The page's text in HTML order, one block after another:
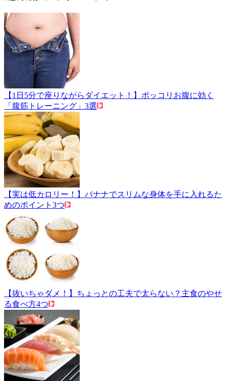
【1日5分で座りながらダイエット！】ポッコリお腹に効く
「腹筋トレーニング」3選
【実は低カロリー！】バナナでスリムな身体を手に入れるた
めのポイント3つ
【抜いちゃダメ！】ちょっとの工夫で太らない？主食のやせ
る食べ方4つ